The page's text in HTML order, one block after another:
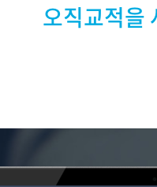
오직교적을